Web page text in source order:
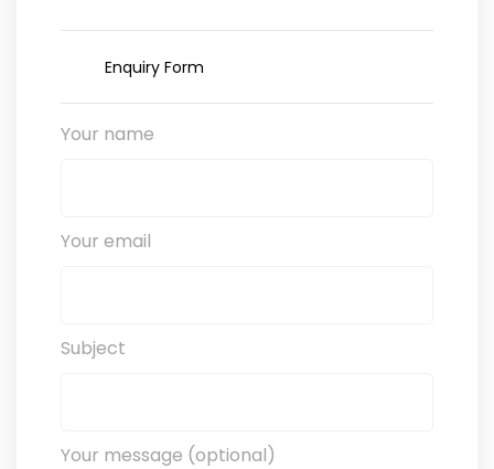
Enquiry Form
Your name
Your email
Subject
Your message (optional)